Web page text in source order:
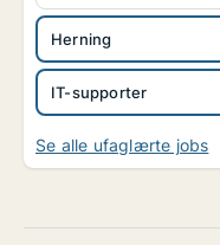
IT-supporter
Herning
Se alle ufaglærte jobs